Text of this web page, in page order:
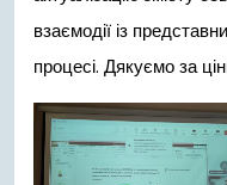
взаємодії із
процесі. Дякуємо за